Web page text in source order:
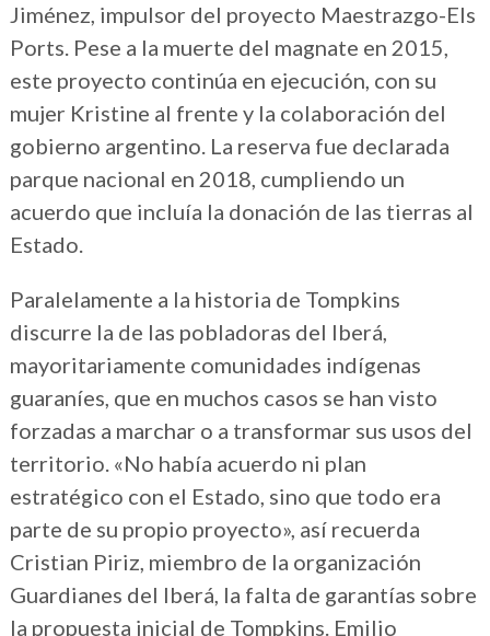
Jiménez, impulsor del proyecto Maestrazgo-Els
Ports. Pese a la muerte del magnate en 2015,
este proyecto continúa en ejecución, con su
mujer Kristine al frente y la colaboración del
gobierno argentino. La reserva fue declarada
parque nacional en 2018, cumpliendo un
acuerdo que incluía la donación de las tierras al
Estado.
Paralelamente a la historia de Tompkins
discurre la de las pobladoras del Iberá,
mayoritariamente comunidades indígenas
guaraníes, que en muchos casos se han visto
forzadas a marchar o a transformar sus usos del
territorio. «No había acuerdo ni plan
estratégico con el Estado, sino que todo era
parte de su propio proyecto», así recuerda
Cristian Piriz, miembro de la organización
Guardianes del Iberá, la falta de garantías sobre
la propuesta inicial de Tompkins. Emilio